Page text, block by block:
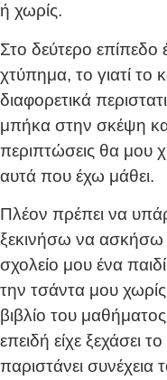
ή χωρίς.
Στο δεύτερο επίπεδο
χτύπημα, το γιατί το
διαφορετικά
μπήκα στην σκέψη
περιπτώσεις θα μου
αυτά που έχω μάθει.
Πλέον πρέπει να
ξεκινήσω να ασκήσω
σχολείο μου ένα
την τσάντα μου
βιβλίο του
επειδή είχε ξεχάσει
παριστάνει συνέχεια